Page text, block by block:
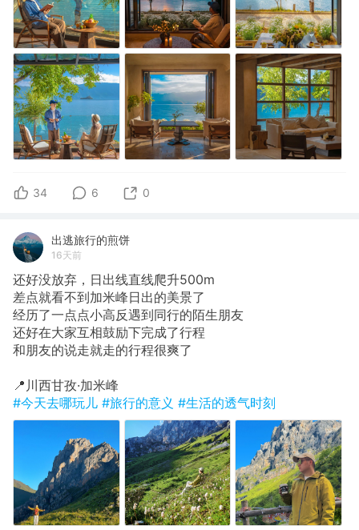
34 6 0
出逃旅行的煎饼
16天前
还好没放弃，日出线直线爬升500m
​差点就看不到加米峰日出的美景了
经历了一点点小高反遇到同行的陌生朋友
还好在大家互相鼓励下完成了行程
和朋友的说走就走的行程很爽了
​📍川西甘孜·加米峰
#今天去哪玩儿 #旅行的意义 #生活的透气时刻